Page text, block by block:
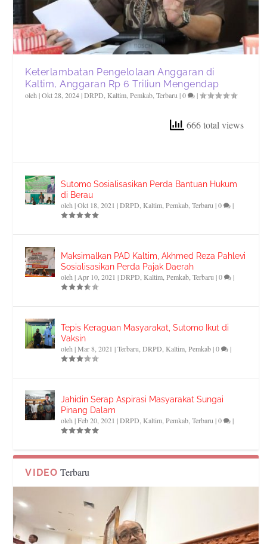
Keterlambatan Pengelolaan Anggaran di
Kaltim, Anggaran Rp 6 Triliun Mengendap
oleh|Okt 28, 2024|DRPD ,Kaltim ,Pemkab ,Terbaru |0 |
666 total views
Sutomo Sosialisasikan Perda Bantuan Hukum
di Berau
oleh|Okt 18, 2021 |DRPD ,Kaltim ,Pemkab ,Terbaru |0 |
Maksimalkan PAD Kaltim, Akhmed Reza Pahlevi
Sosialisasikan Perda Pajak Daerah
oleh| Apr 10, 2021 |DRPD ,Kaltim ,Pemkab ,Terbaru |0 |
Tepis Keraguan Masyarakat, Sutomo Ikut di
Vaksin
oleh|Mar 8, 2021 |Terbaru ,DRPD ,Kaltim ,Pemkab|0 |
Jahidin Serap Aspirasi Masyarakat Sungai
Pinang Dalam
oleh|Feb 20, 2021 |DRPD ,Kaltim ,Pemkab ,Terbaru |0 |
VIDEO Terbaru